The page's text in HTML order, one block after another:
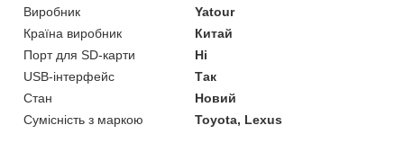
Виробник
Yatour
Країна виробник
Китай
Порт для SD-карти
Ні
USB-інтерфейс
Так
Стан
Новий
Сумісність з маркою
Toyota, Lexus